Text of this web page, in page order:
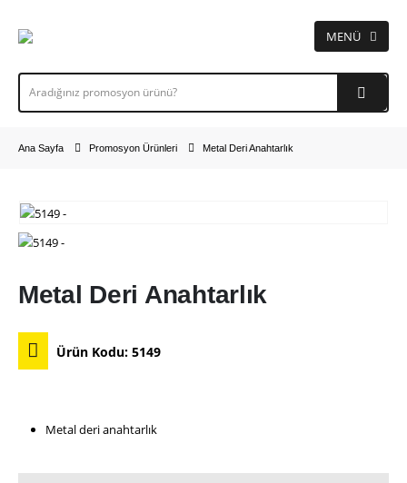
Ana Sayfa Promosyon Ürünleri Metal Deri Anahtarlık
Metal Deri Anahtarlık
Ürün Kodu: 5149
Metal deri anahtarlık